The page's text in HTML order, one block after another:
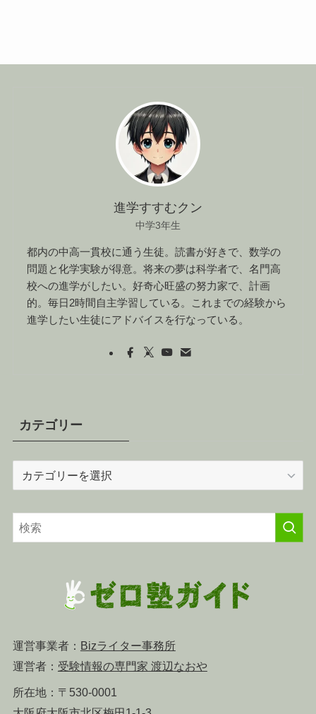
進学すすむクン
中学3年生
都内の中高一貫校に通う生徒。読書が好きで、数学の
問題と化学実験が得意。将来の夢は科学者で、名門高
校への進学がしたい。好奇心旺盛の努力家で、計画
的。毎日2時間自主学習している。これまでの経験から
進学したい生徒にアドバイスを行なっている。
カテゴリー
リ
ー
運営事業者： Bizライター事務所
運営者： 受験情報の専門家 渡辺なおや
所在地：〒530-0001